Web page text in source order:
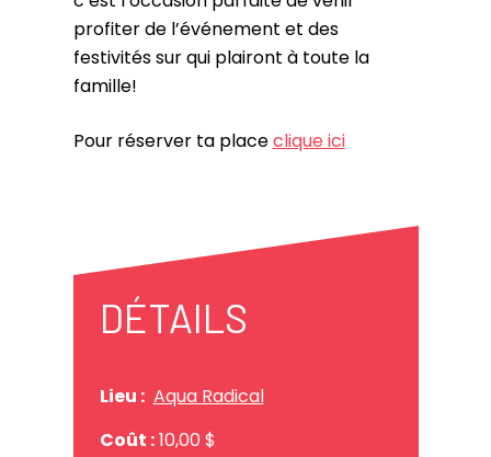
profiter de l’événement et des
festivités sur qui plairont à toute la
famille!
Pour réserver ta placeclique ici
DÉTAILS
Lieu : Aqua Radical
Coût :10,00 $